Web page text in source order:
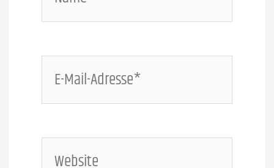
Mail-
Website